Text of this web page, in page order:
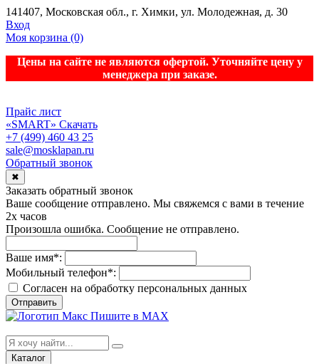
141407, Московская обл., г. Химки, ул. Молодежная, д. 30
Вход
Моя корзина (0)
Цены на сайте не являются офертой. Уточняйте цену у
менеджера при заказе.
Прайс лист
«SMART» Скачать
+7 (499) 460 43 25
sale@mosklapan.ru
Обратный звонок
✖
Заказать обратный звонок
Ваше сообщение отправлено. Мы свяжемся с вами в течение
2х часов
Произошла ошибка. Сообщение не отправлено.
Ваше имя*:
Мобильный телефон*:
Согласен на обработку персональныx данных
Отправить
Пишите в MAX
Каталог